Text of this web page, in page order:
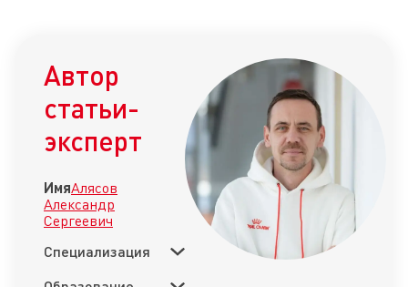
Автор
статьи-
эксперт
ИмяАлясов
Александр
Сергеевич
Специализация